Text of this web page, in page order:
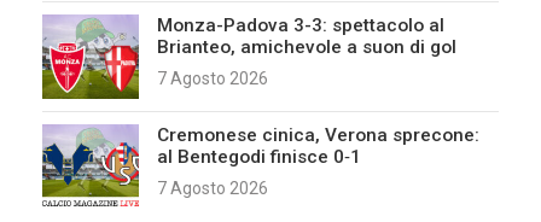
Monza-Padova 3-3: spettacolo al
Brianteo, amichevole a suon di gol
7 Agosto 2026
Cremonese cinica, Verona sprecone:
al Bentegodi finisce 0‑1
7 Agosto 2026